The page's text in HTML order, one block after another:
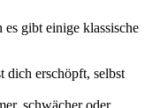
gibt einige klassische
dich erschöpft, selbst